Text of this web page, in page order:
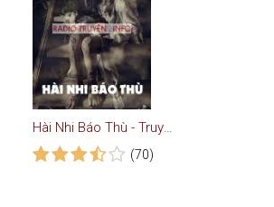
Hài Nhi Báo Thù - Truyện Ma Kinh Dị
(70)